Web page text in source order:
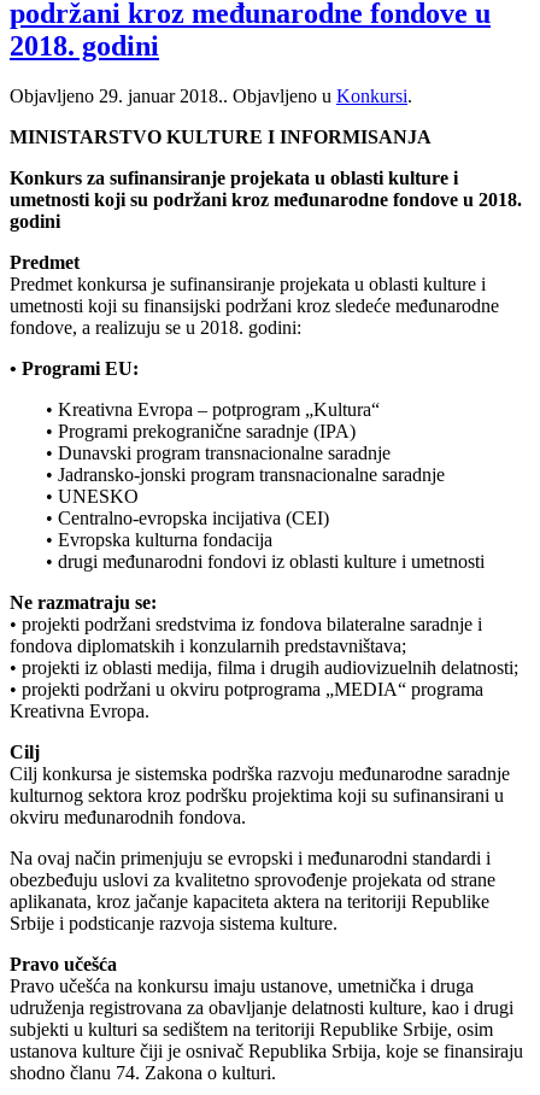
podržani kroz međunarodne fondove u
2018. godini
Objavljeno 29. januar 2018.. Objavljeno u Konkursi.
MINISTARSTVO KULTURE I INFORMISANJA
Konkurs za sufinansiranje projekata u oblasti kulture i
umetnosti koji su podržani kroz međunarodne fondove u 2018.
godini
Predmet
Predmet konkursa je sufinansiranje projekata u oblasti kulture i
umetnosti koji su finansijski podržani kroz sledeće međunarodne
fondove, a realizuju se u 2018. godini:
• Programi EU:
• Kreativna Evropa – potprogram „Kultura“
• Programi prekogranične saradnje (IPA)
• Dunavski program transnacionalne saradnje
• Jadransko-jonski program transnacionalne saradnje
• UNESKO
• Centralno-evropska incijativa (CEI)
• Evropska kulturna fondacija
• drugi međunarodni fondovi iz oblasti kulture i umetnosti
Ne razmatraju se:
• projekti podržani sredstvima iz fondova bilateralne saradnje i
fondova diplomatskih i konzularnih predstavništava;
• projekti iz oblasti medija, filma i drugih audiovizuelnih delatnosti;
• projekti podržani u okviru potprograma „MEDIA“ programa
Kreativna Evropa.
Cilj
Cilj konkursa je sistemska podrška razvoju međunarodne saradnje
kulturnog sektora kroz podršku projektima koji su sufinansirani u
okviru međunarodnih fondova.
Na ovaj način primenjuju se evropski i međunarodni standardi i
obezbeđuju uslovi za kvalitetno sprovođenje projekata od strane
aplikanata, kroz jačanje kapaciteta aktera na teritoriji Republike
Srbije i podsticanje razvoja sistema kulture.
Pravo učešća
Pravo učešća na konkursu imaju ustanove, umetnička i druga
udruženja registrovana za obavljanje delatnosti kulture, kao i drugi
subjekti u kulturi sa sedištem na teritoriji Republike Srbije, osim
ustanova kulture čiji je osnivač Republika Srbija, koje se finansiraju
shodno članu 74. Zakona o kulturi.